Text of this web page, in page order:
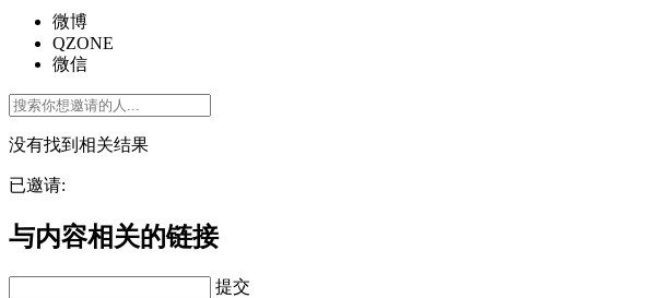
微博
QZONE
微信
没有找到相关结果
已邀请:
与内容相关的链接
提交